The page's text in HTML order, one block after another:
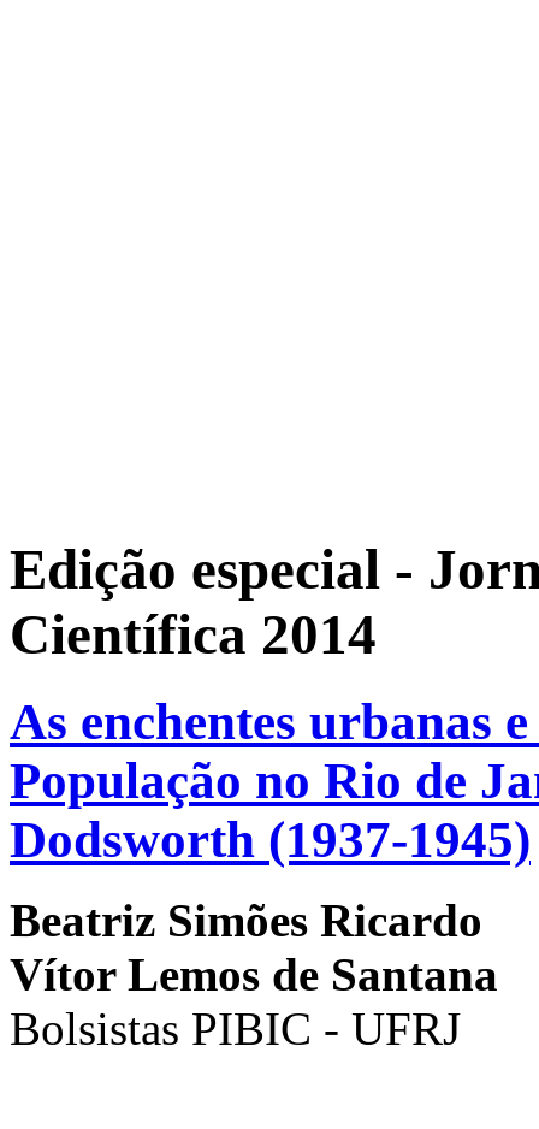
Edição especial -
Científica 2014
As enchentes urbanas
População no Rio de
Dodsworth (1937-1945)
Beatriz Simões Ricardo
Vítor Lemos de Santana
Bolsistas PIBIC - UFRJ